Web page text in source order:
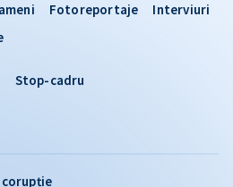
corupție
Fotoreportaje
Interviuri
Stop-cadru